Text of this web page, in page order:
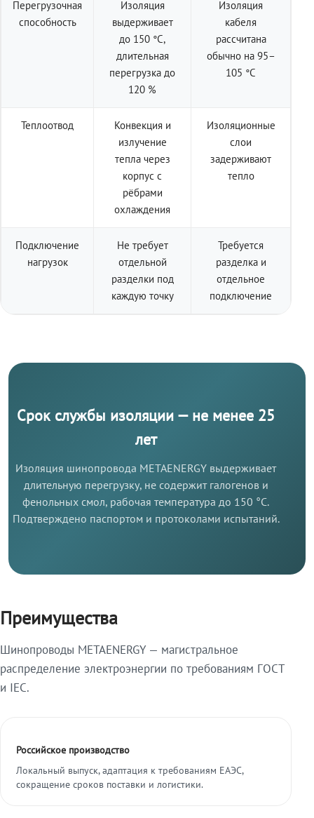
Перегрузочная
способность
Изоляция
выдерживает
до 150 °C,
длительная
перегрузка до
120 %
Изоляция
кабеля
рассчитана
обычно на 95–
105 °C
Теплоотвод
Конвекция и
излучение
тепла через
корпус с
рёбрами
охлаждения
Изоляционные
слои
задерживают
тепло
Подключение
нагрузок
Не требует
отдельной
разделки под
каждую точку
Требуется
разделка и
отдельное
подключение
Срок службы изоляции — не менее 25
лет
Изоляция шинопровода METAENERGY выдерживает
длительную перегрузку, не содержит галогенов и
фенольных смол, рабочая температура до 150 °C.
Подтверждено паспортом и протоколами испытаний.
Преимущества
Шинопроводы METAENERGY — магистральное
распределение электроэнергии по требованиям ГОСТ
и IEC.
Российское производство
Локальный выпуск, адаптация к требованиям ЕАЭС,
сокращение сроков поставки и логистики.